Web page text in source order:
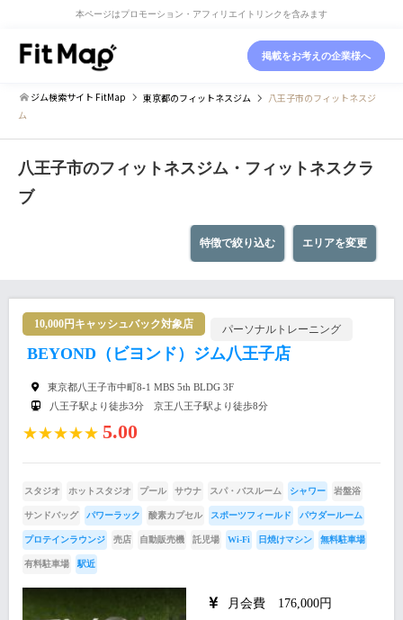
本ページはプロモーション・アフィリエイトリンクを含みます
掲載をお考えの企業様へ
ジム検索サイト FitMap 東京都のフィットネスジム
八王子市のフィットネスジ
ム
八王子市のフィットネスジム・フィットネスクラ
ブ
エリアを変更
特徴で絞り込む
10,000円キャッシュバック対象店 パーソナルトレーニング
BEYOND（ビヨンド）ジム八王子店
東京都八王子市中町8-1 MBS 5th BLDG 3F
八王子駅より徒歩3分 京王八王子駅より徒歩8分
★★★★★ 5.00
スタジオ ホットスタジオ プール サウナ スパ・バスルーム シャワー 岩盤浴
サンドバッグ パワーラック 酸素カプセル スポーツフィールド パウダールーム
プロテインラウンジ 売店 自動販売機 託児場 Wi-Fi 日焼けマシン 無料駐車場
有料駐車場 駅近
月会費 176,000円